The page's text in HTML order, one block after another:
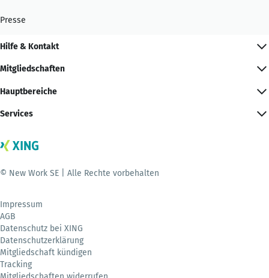
Presse
Hilfe & Kontakt
Mitgliedschaften
Hauptbereiche
Services
© New Work SE | Alle Rechte vorbehalten
Impressum
AGB
Datenschutz bei XING
Datenschutzerklärung
Mitgliedschaft kündigen
Tracking